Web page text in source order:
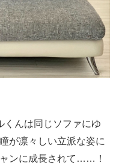
んは同じソファにゆ
が凛々しい立派な姿に
ンに成長されて……！